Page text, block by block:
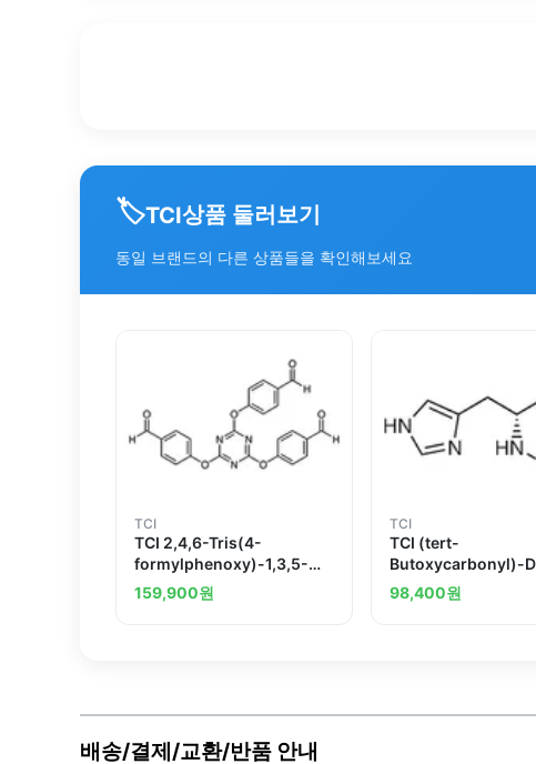
🏷️TCI상품 둘러보기
동일 브랜드의 다른 상품들을 확인해보세요
TCI
TCI 2,4,6-Tris(4-
formylphenoxy)-1,3,5-
triazine
159,900원
TCI
TCI (tert-
Butoxycarbonyl)-
histidine
98,400원
배송/결제/교환/반품 안내